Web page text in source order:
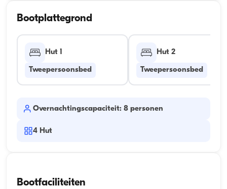
Bootplattegrond
Hut 1
Tweepersoonsbed
Hut 2
Tweepersoonsbed
Overnachtingscapaciteit: 8 personen
4 Hut
Bootfaciliteiten